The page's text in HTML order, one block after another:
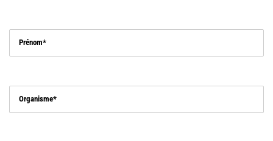
Prénom
Organisme